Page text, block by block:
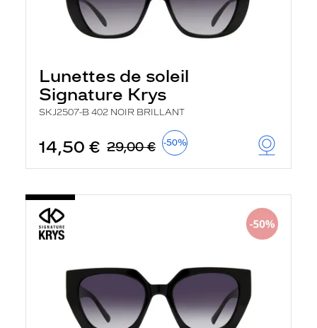
Lunettes de soleil
Signature Krys
SKJ2507-B 402 NOIR BRILLANT
14,50 € 29,00 € -50%